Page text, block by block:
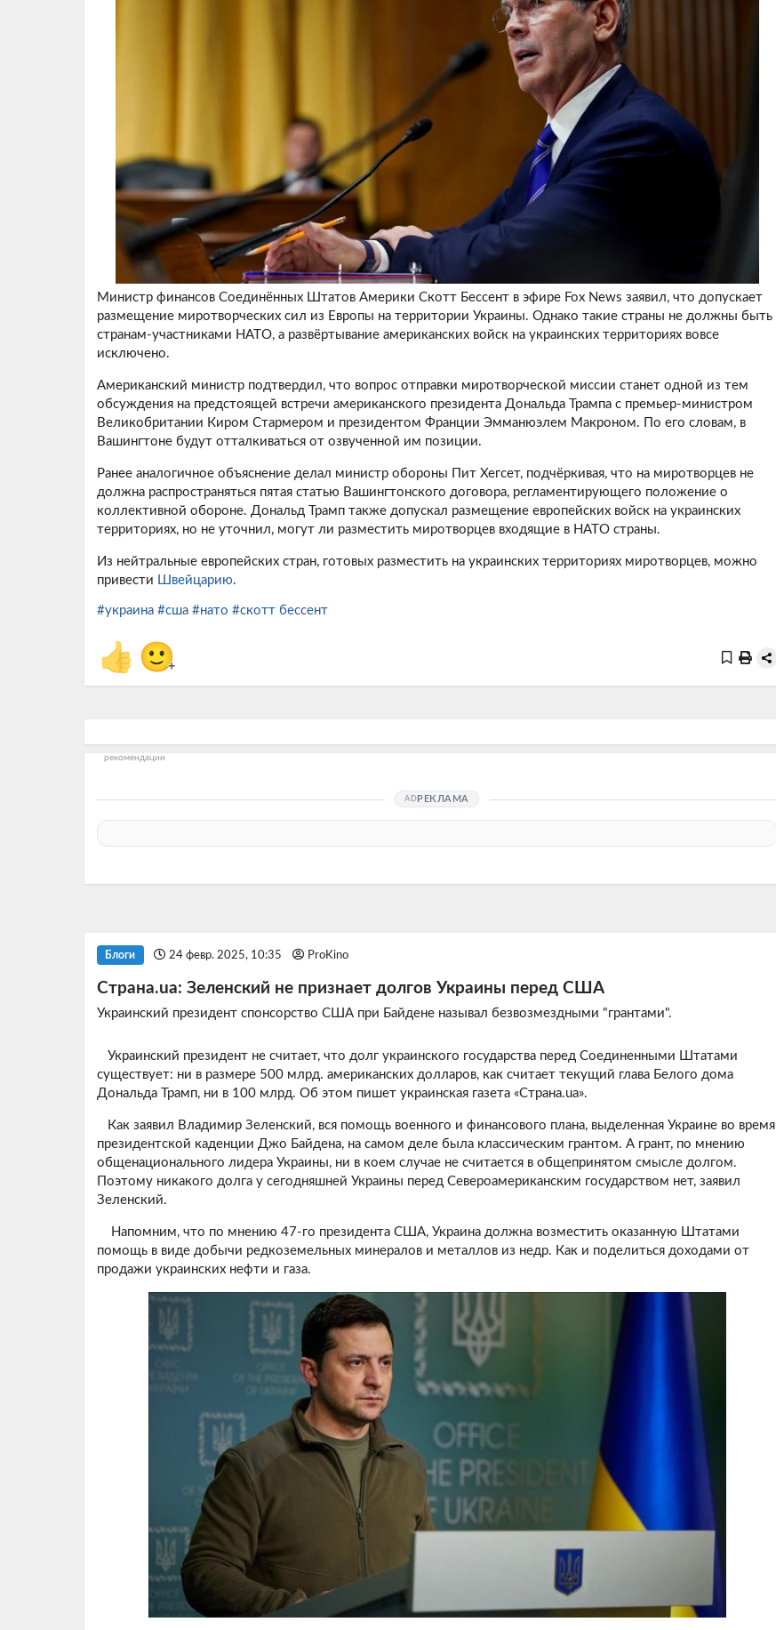
Министр финансов Соединённых Штатов Америки Скотт Бессент в эфире Fox News заявил, что допускает
размещение миротворческих сил из Европы на территории Украины. Однако такие страны не должны быть
странам-участниками НАТО, а развёртывание американских войск на украинских территориях вовсе
исключено.
Американский министр подтвердил, что вопрос отправки миротворческой миссии станет одной из тем
обсуждения на предстоящей встречи американского президента Дональда Трампа с премьер-министром
Великобритании Киром Стармером и президентом Франции Эмманюэлем Макроном. По его словам, в
Вашингтоне будут отталкиваться от озвученной им позиции.
Ранее аналогичное объяснение делал министр обороны Пит Хегсет, подчёркивая, что на миротворцев не
должна распространяться пятая статью Вашингтонского договора, регламентирующего положение о
коллективной обороне. Дональд Трамп также допускал размещение европейских войск на украинских
территориях, но не уточнил, могут ли разместить миротворцев входящие в НАТО страны.
Из нейтральные европейских стран, готовых разместить на украинских территориях миротворцев, можно
привести Швейцарию.
#украина #сша #нато #скотт бессент
👍 🙂
+
рекомендации
РЕКЛАМА
Блоги 24 февр. 2025, 10:35 ProKino
Страна.ua: Зеленский не признает долгов Украины перед США
Украинский президент спонсорство США при Байдене называл безвозмездными "грантами".
Украинский президент не считает, что долг украинского государства перед Соединенными Штатами
существует: ни в размере 500 млрд. американских долларов, как считает текущий глава Белого дома
Дональда Трамп, ни в 100 млрд. Об этом пишет украинская газета «Страна.ua».
Как заявил Владимир Зеленский, вся помощь военного и финансового плана, выделенная Украине во время
президентской каденции Джо Байдена, на самом деле была классическим грантом. А грант, по мнению
общенационального лидера Украины, ни в коем случае не считается в общепринятом смысле долгом.
Поэтому никакого долга у сегодняшней Украины перед Североамериканским государством нет, заявил
Зеленский.
Напомним, что по мнению 47-го президента США, Украина должна возместить оказанную Штатами
помощь в виде добычи редкоземельных минералов и металлов из недр. Как и поделиться доходами от
продажи украинских нефти и газа.